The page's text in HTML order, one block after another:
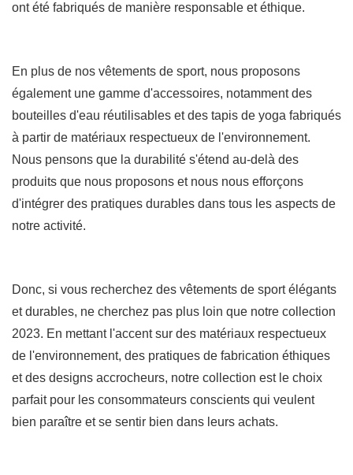
ont été fabriqués de manière responsable et éthique.
En plus de nos vêtements de sport, nous proposons
également une gamme d'accessoires, notamment des
bouteilles d'eau réutilisables et des tapis de yoga fabriqués
à partir de matériaux respectueux de l'environnement.
Nous pensons que la durabilité s'étend au-delà des
produits que nous proposons et nous nous efforçons
d'intégrer des pratiques durables dans tous les aspects de
notre activité.
Donc, si vous recherchez des vêtements de sport élégants
et durables, ne cherchez pas plus loin que notre collection
2023. En mettant l'accent sur des matériaux respectueux
de l'environnement, des pratiques de fabrication éthiques
et des designs accrocheurs, notre collection est le choix
parfait pour les consommateurs conscients qui veulent
bien paraître et se sentir bien dans leurs achats.